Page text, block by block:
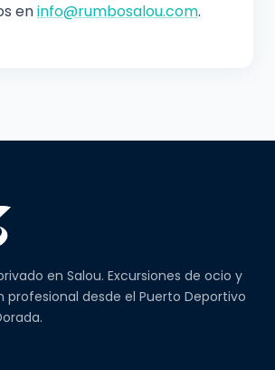
eninfo@rumbosalou.com.
en Salou. Excursiones de ocio y
desde el Puerto Deportivo